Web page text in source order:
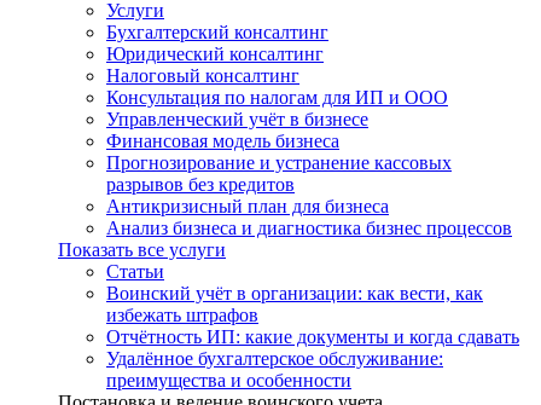
Услуги
Бухгалтерский консалтинг
Юридический консалтинг
Налоговый консалтинг
Консультация по налогам для ИП и ООО
Управленческий учёт в бизнесе
Финансовая модель бизнеса
Прогнозирование и устранение кассовых
разрывов без кредитов
Антикризисный план для бизнеса
Анализ бизнеса и диагностика бизнес процессов
Показать все услуги
Статьи
Воинский учёт в организации: как вести, как
избежать штрафов
Отчётность ИП: какие документы и когда сдавать
Удалённое бухгалтерское обслуживание:
преимущества и особенности